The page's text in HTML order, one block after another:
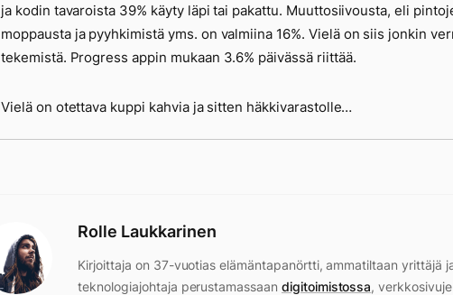
ja kodin tavaroista 39% käyty läpi tai pakattu. Muuttosiivousta, eli
moppausta ja pyyhkimistä yms. on valmiina 16%. Vielä on siis jonkin
tekemistä. Progress appin mukaan 3.6% päivässä riittää.
Vielä on otettava kuppi kahvia ja sitten häkkivarastolle…
Rolle Laukkarinen
Kirjoittaja on 37-vuotias elämäntapanörtti, ammatiltaan yrittäjä
teknologiajohtaja perustamassaan digitoimistossa,